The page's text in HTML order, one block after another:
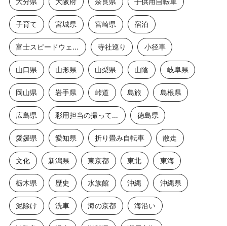
子育て 宮城県 宮崎県 宿泊
富士スピードウェイ2 寺社巡り 小径車
山口県 山形県 山梨県 山陰 岐阜県
岡山県 岩手県 峠道 島旅 島根県
広島県 彩用担当の撮っておき 徳島県
愛媛県 愛知県 折り畳み自転車 散走
文化 新潟県 東京都 東北 東海
栃木県 歴史 水族館 沖縄 沖縄県
泥除け 洗車 海の京都 海沿い